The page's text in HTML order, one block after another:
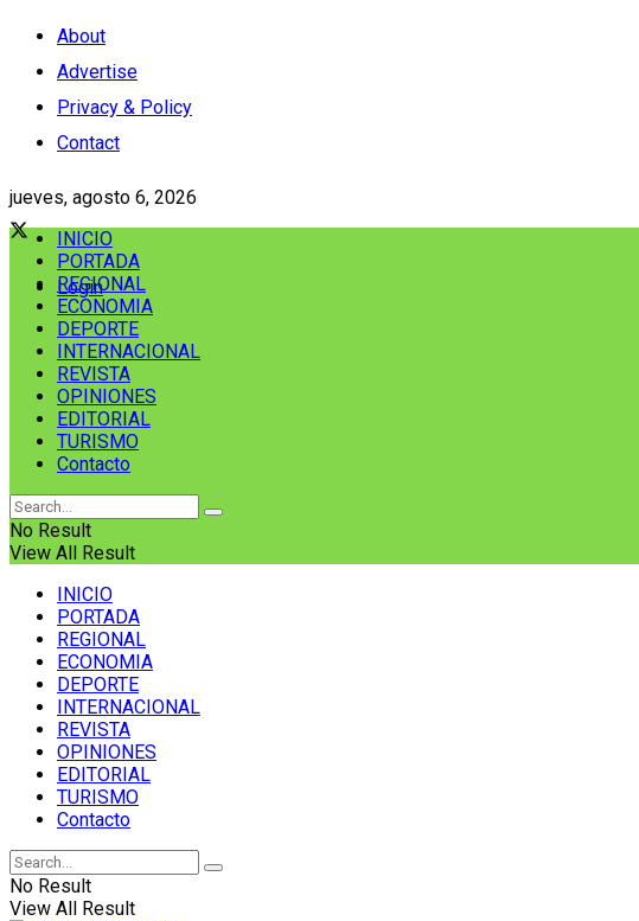
About
Advertise
Privacy & Policy
Contact
jueves, agosto 6, 2026
Login
INICIO
PORTADA
REGIONAL
ECONOMIA
DEPORTE
INTERNACIONAL
REVISTA
OPINIONES
EDITORIAL
TURISMO
Contacto
No Result
View All Result
INICIO
PORTADA
REGIONAL
ECONOMIA
DEPORTE
INTERNACIONAL
REVISTA
OPINIONES
EDITORIAL
TURISMO
Contacto
No Result
View All Result